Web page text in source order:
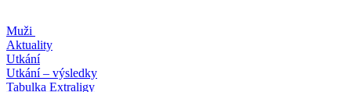
Muži
Aktuality
Utkání
Utkání – výsledky
Tabulka Extraligy